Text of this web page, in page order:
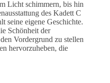
Licht schimmern, bis hin
des Kadett C
seine eigene Geschichte.
Schönheit der
Vordergrund zu stellen
hervorzuheben, die